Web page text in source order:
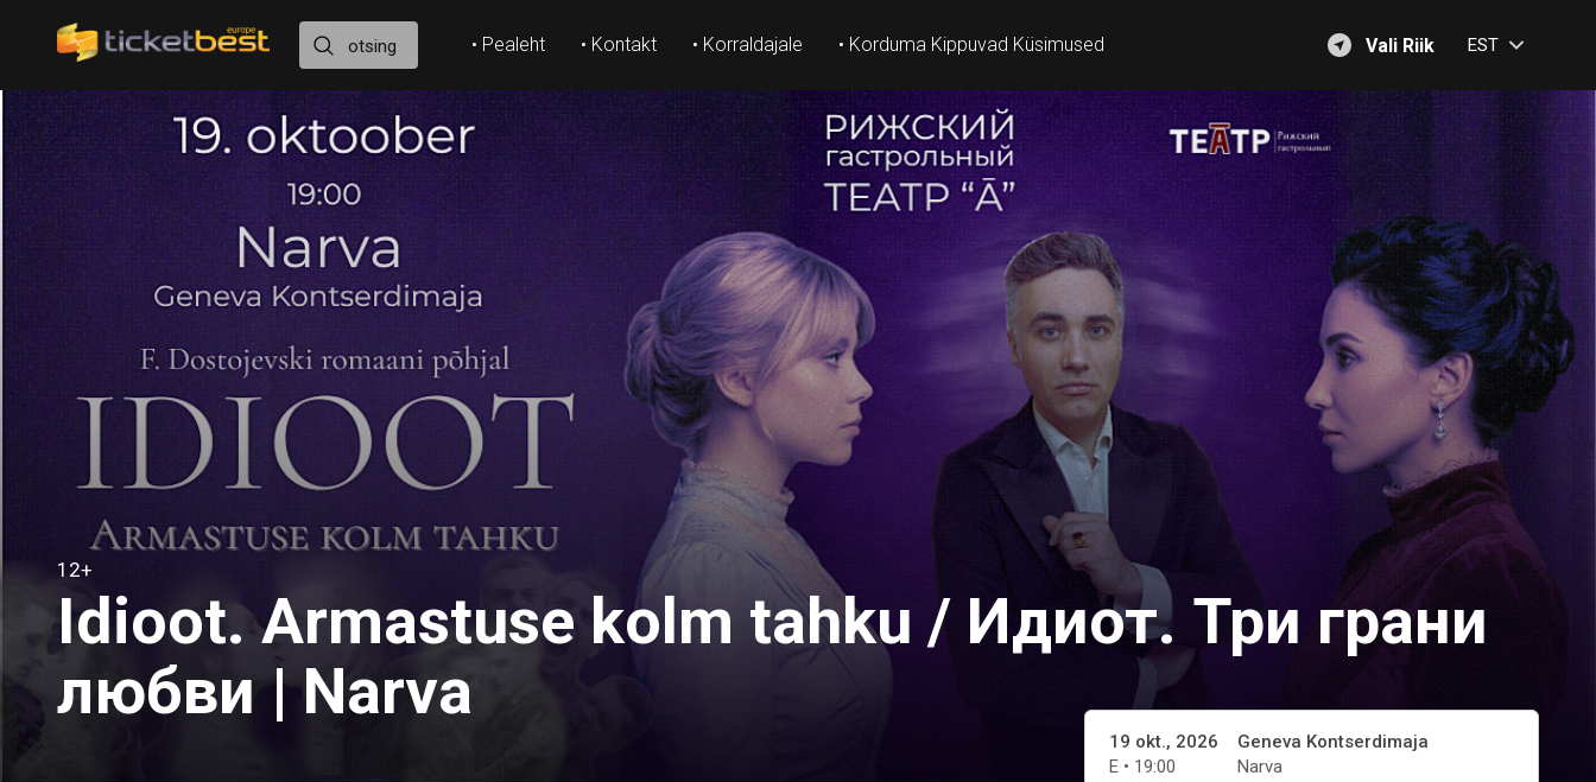
• Pealeht • Kontakt • Korraldajale • Korduma Kippuvad Küsimused Vali Riik EST
12+
Idioot. Armastuse kolm tahku / Идиот. Три грани
любви | Narva
19 okt., 2026
E • 19:00
Geneva Kontserdimaja
Narva